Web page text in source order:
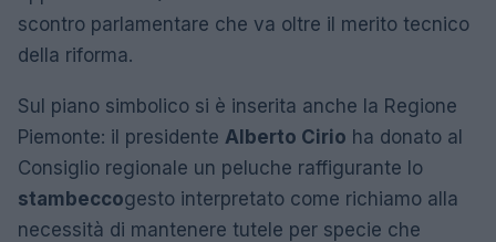
scontro parlamentare che va oltre il merito tecnico
della riforma.
Sul piano simbolico si è inserita anche la Regione
Piemonte: il presidente Alberto Cirio ha donato al
Consiglio regionale un peluche raffigurante lo
stambeccogesto interpretato come richiamo alla
necessità di mantenere tutele per specie che